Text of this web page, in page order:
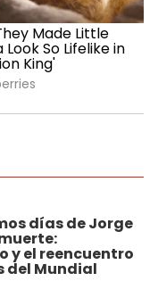
días de Jorge
y el reencuentro
del Mundial